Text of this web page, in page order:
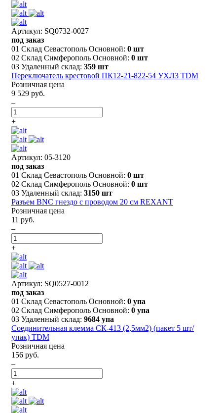
Артикул: SQ0732-0027
под заказ
01 Склад Севастополь Основной: 0 шт
02 Склад Симферополь Основной: 0 шт
03 Удаленный склад: 359 шт
Переключатель крестовой ПК12-21-822-54 УХЛ3 TDM
Розничная цена
9 529 руб.
–
+
Артикул: 05-3120
под заказ
01 Склад Севастополь Основной: 0 шт
02 Склад Симферополь Основной: 0 шт
03 Удаленный склад: 3150 шт
Разъем BNC гнездо с проводом 20 см REXANT
Розничная цена
11 руб.
–
+
Артикул: SQ0527-0012
под заказ
01 Склад Севастополь Основной: 0 упа
02 Склад Симферополь Основной: 0 упа
03 Удаленный склад: 9684 упа
Соединительная клемма СК-413 (2,5мм2) (пакет 5 шт/
упак) TDM
Розничная цена
156 руб.
–
+